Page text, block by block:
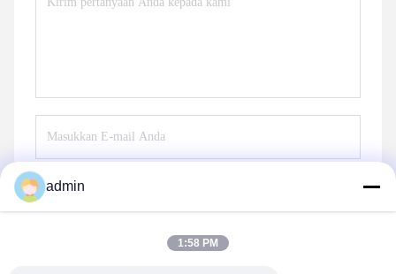
Mengirim
admin
1:58 PM